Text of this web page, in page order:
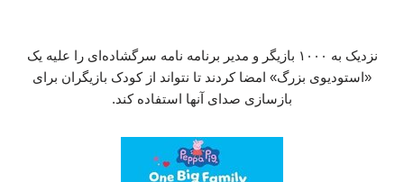
نزدیک به ۱۰۰۰ بازیگر و مدیر برنامه نامه سرگشاده‌ای را علیه یک
«استودیوی بزرگ» امضا کردند تا نتواند از کودک بازیگران برای
بازسازی صدای آنها استفاده کند.